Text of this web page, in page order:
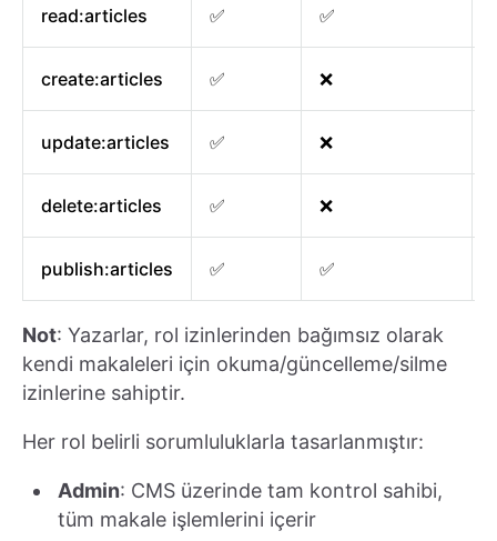
read:articles ✅ ✅
create:articles ✅ ❌
update:articles ✅ ❌
delete:articles ✅ ❌
publish:articles ✅ ✅
Not: Yazarlar, rol izinlerinden bağımsız olarak
kendi makaleleri için okuma/güncelleme/silme
izinlerine sahiptir.
Her rol belirli sorumluluklarla tasarlanmıştır:
Admin: CMS üzerinde tam kontrol sahibi,
tüm makale işlemlerini içerir